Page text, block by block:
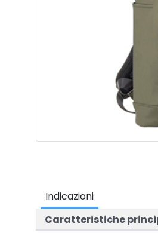
Indicazioni
Caratteristiche